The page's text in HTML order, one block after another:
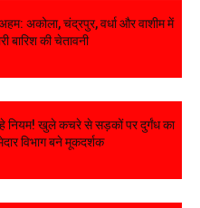
अकोला, चंद्रपुर, वर्धा और वाशीम में
बारिश की चेतावनी
खुले कचरे से सड़कों पर दुर्गंध का
विभाग बने मूकदर्शक